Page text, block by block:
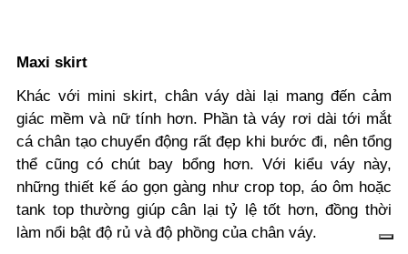
Maxi skirt
Khác với mini skirt, chân váy dài lại mang đến cảm
giác mềm và nữ tính hơn. Phần tà váy rơi dài tới mắt
cá chân tạo chuyển động rất đẹp khi bước đi, nên tổng
thể cũng có chút bay bổng hơn. Với kiểu váy này,
những thiết kế áo gọn gàng như crop top, áo ôm hoặc
tank top thường giúp cân lại tỷ lệ tốt hơn, đồng thời
làm nổi bật độ rủ và độ phồng của chân váy.